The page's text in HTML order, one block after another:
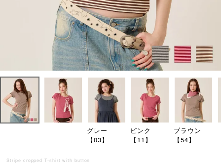
グレー
【03】
ピンク
【11】
ブラウン
【54】
Stripe cropped T-shirt with button